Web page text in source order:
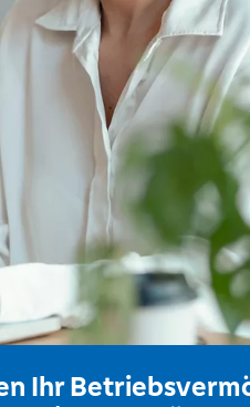
Ihr